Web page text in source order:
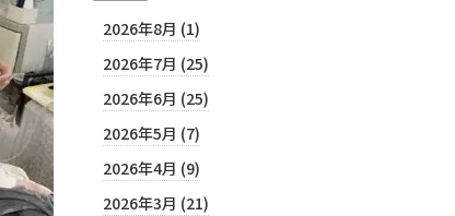
2026年8月 (1)
2026年7月 (25)
2026年6月 (25)
2026年5月 (7)
2026年4月 (9)
2026年3月 (21)